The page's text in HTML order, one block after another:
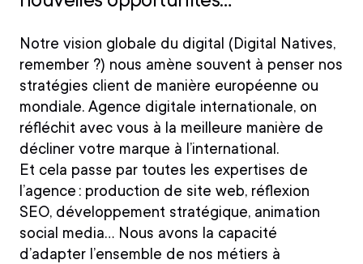
Notre vision globale du digital (Digital Natives,
remember ?) nous amène souvent à penser nos
stratégies client de manière européenne ou
mondiale. Agence digitale internationale, on
réfléchit avec vous à la meilleure manière de
décliner votre marque à l’international.
Et cela passe par toutes les expertises de
l’agence : production de site web, réflexion
SEO, développement stratégique, animation
social media… Nous avons la capacité
d’adapter l’ensemble de nos métiers à